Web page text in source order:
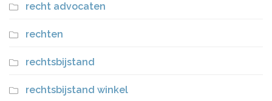
recht advocaten
rechten
rechtsbijstand
rechtsbijstand winkel